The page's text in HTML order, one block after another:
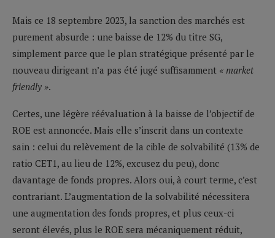
Mais ce 18 septembre 2023, la sanction des marchés est
purement absurde : une baisse de 12% du titre SG,
simplement parce que le plan stratégique présenté par le
nouveau dirigeant n’a pas été jugé suffisamment « market
friendly ».
Certes, une légère réévaluation à la baisse de l’objectif de
ROE est annoncée. Mais elle s’inscrit dans un contexte
sain : celui du relèvement de la cible de solvabilité (13% de
ratio CET1, au lieu de 12%, excusez du peu), donc
davantage de fonds propres. Alors oui, à court terme, c’est
contrariant. L’augmentation de la solvabilité nécessitera
une augmentation des fonds propres, et plus ceux-ci
seront élevés, plus le ROE sera mécaniquement réduit,